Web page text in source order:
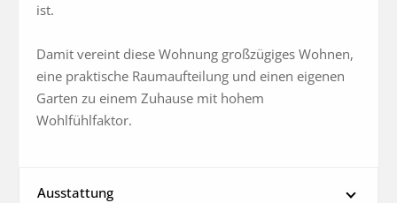
ist.
Damit vereint diese Wohnung großzügiges Wohnen,
eine praktische Raumaufteilung und einen eigenen
Garten zu einem Zuhause mit hohem
Wohlfühlfaktor.
Ausstattung